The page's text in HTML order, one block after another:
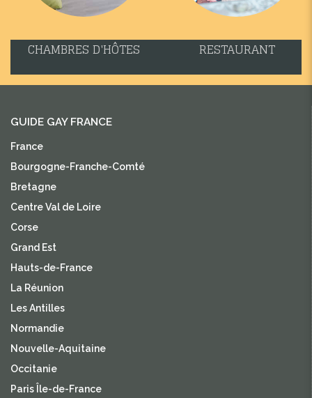
CHAMBRES D'HÔTES RESTAURANT
GUIDE GAY FRANCE
France
Bourgogne-Franche-Comté
Bretagne
Centre Val de Loire
Corse
Grand Est
Hauts-de-France
La Réunion
Les Antilles
Normandie
Nouvelle-Aquitaine
Occitanie
Paris Île-de-France